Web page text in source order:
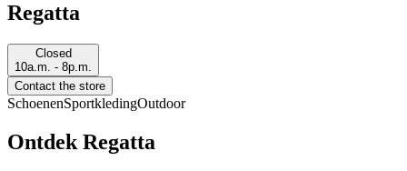
Regatta
Closed
10a.m. - 8p.m.
Contact the store
SchoenenSportkledingOutdoor
Ontdek Regatta